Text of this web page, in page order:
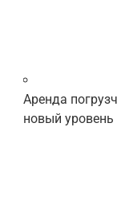
Аренда
новый уровень